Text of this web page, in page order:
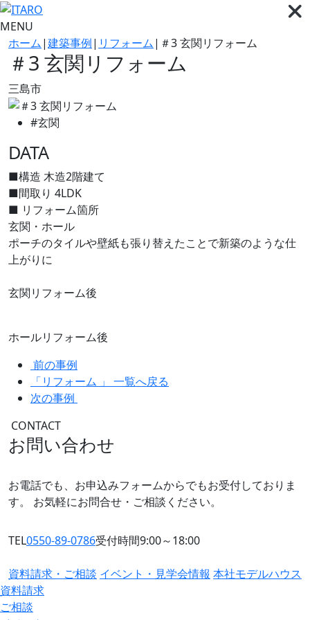
MENU
ホーム|建築事例| リフォーム| ＃3 玄関リフォーム
＃3 玄関リフォーム
三島市
#玄関
DATA
■構造 木造2階建て
■間取り 4LDK
■ リフォーム箇所
玄関・ホール
ポーチのタイルや壁紙も張り替えたことで新築のような仕
上がりに
玄関リフォーム後
ホールリフォーム後
前の事例
「リフォーム 」 一覧へ戻る
次の事例
CONTACT
お問い合わせ
お電話でも、お申込みフォームからでもお受付しておりま
す。
お気軽にお問合せ・ご相談ください。
TEL0550-89-0786受付時間9:00～18:00
資料請求・ご相談 イベント・見学会情報 本社モデルハウス
資料請求
ご相談